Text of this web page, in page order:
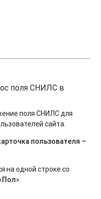
поля СНИЛС в
поля СНИЛС для
сайта.
пользователя –
на одной строке со
Пол».